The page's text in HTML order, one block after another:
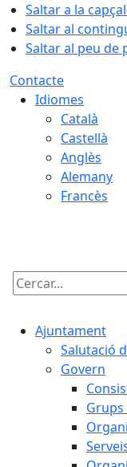
Saltar a la
Saltar al
Saltar al peu de
Contacte
Idiomes
Català
Castellà
Anglès
Alemany
Francès
Cercar:
Ajuntament
Salutació
Govern